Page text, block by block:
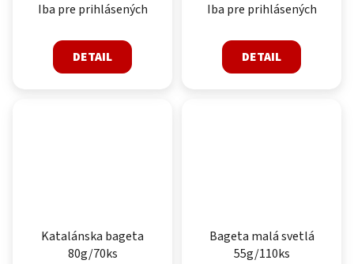
Iba pre prihlásených
DETAIL
Iba pre prihlásených
DETAIL
Katalánska bageta
80g/70ks
Bageta malá svetlá
55g/110ks